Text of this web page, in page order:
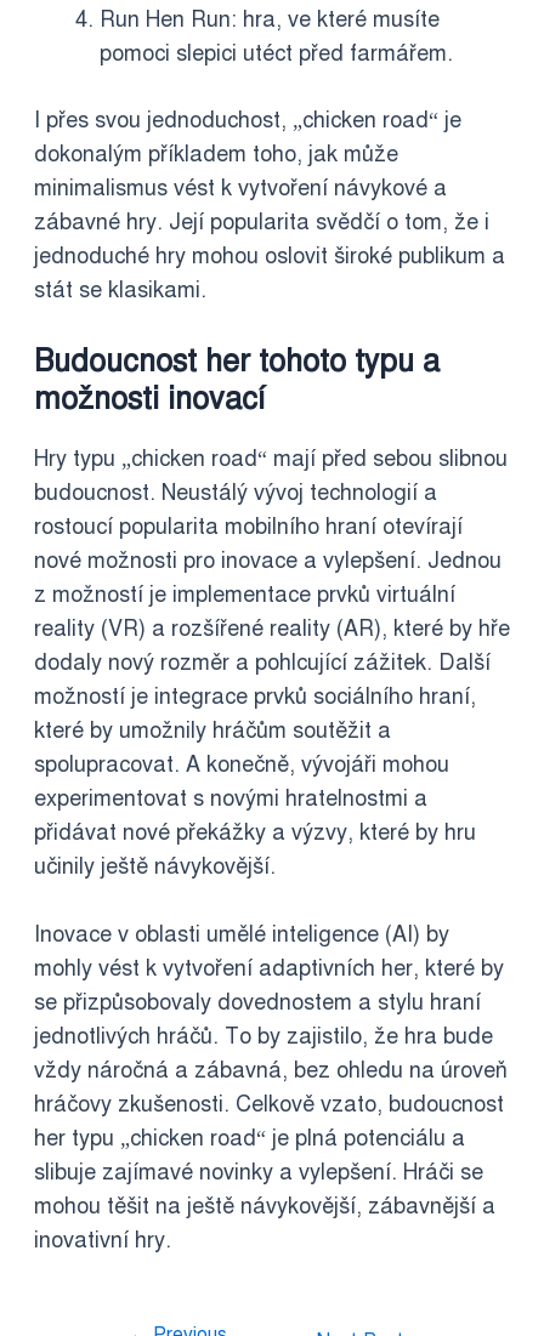
Run Hen Run: hra, ve které musíte
pomoci slepici utéct před farmářem.
I přes svou jednoduchost, „chicken road“ je
dokonalým příkladem toho, jak může
minimalismus vést k vytvoření návykové a
zábavné hry. Její popularita svědčí o tom, že i
jednoduché hry mohou oslovit široké publikum a
stát se klasikami.
Budoucnost her tohoto typu a
možnosti inovací
Hry typu „chicken road“ mají před sebou slibnou
budoucnost. Neustálý vývoj technologií a
rostoucí popularita mobilního hraní otevírají
nové možnosti pro inovace a vylepšení. Jednou
z možností je implementace prvků virtuální
reality (VR) a rozšířené reality (AR), které by hře
dodaly nový rozměr a pohlcující zážitek. Další
možností je integrace prvků sociálního hraní,
které by umožnily hráčům soutěžit a
spolupracovat. A konečně, vývojáři mohou
experimentovat s novými hratelnostmi a
přidávat nové překážky a výzvy, které by hru
učinily ještě návykovější.
Inovace v oblasti umělé inteligence (AI) by
mohly vést k vytvoření adaptivních her, které by
se přizpůsobovaly dovednostem a stylu hraní
jednotlivých hráčů. To by zajistilo, že hra bude
vždy náročná a zábavná, bez ohledu na úroveň
hráčovy zkušenosti. Celkově vzato, budoucnost
her typu „chicken road“ je plná potenciálu a
slibuje zajímavé novinky a vylepšení. Hráči se
mohou těšit na ještě návykovější, zábavnější a
inovativní hry.